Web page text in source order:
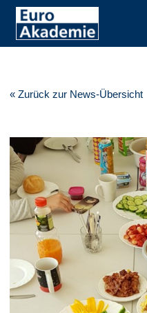
« Zurück zur News-Übersicht